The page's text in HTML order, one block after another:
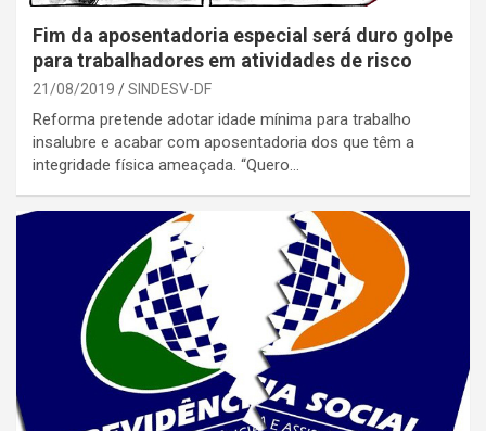
Fim da aposentadoria especial será duro golpe
para trabalhadores em atividades de risco
21/08/2019 SINDESV-DF
Reforma pretende adotar idade mínima para trabalho
insalubre e acabar com aposentadoria dos que têm a
integridade física ameaçada. “Quero…